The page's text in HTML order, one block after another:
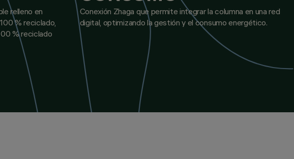
relleno en
% reciclado,
% reciclado
Conexión Zhaga que permite integrar la columna en una red
digital, optimizando la gestión y el consumo energético.